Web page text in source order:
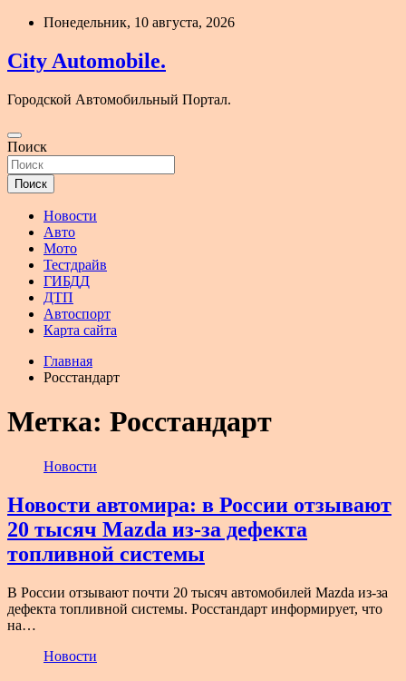
Перейти
содержимому
Понедельник, 10 августа, 2026
City Automobile.
Городской Автомобильный Портал.
Поиск
Поиск
Новости
Авто
Мото
Тестдрайв
ГИБДД
ДТП
Автоспорт
Карта сайта
Главная
Росстандарт
Метка: Росстандарт
Новости
Новости автомира: в России отзывают
20 тысяч Mazda из-за дефекта
топливной системы
В России отзывают почти 20 тысяч автомобилей Mazda из-за
дефекта топливной системы. Росстандарт информирует, что
на…
Новости